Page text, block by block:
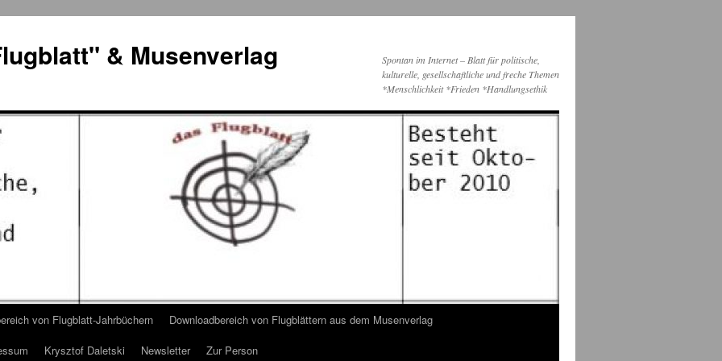
& Musenverlag
Spontan im Internet – Blatt für politische,
kulturelle, gesellschaftliche und freche Themen
*Menschlichkeit *Frieden *Handlungsethik
von Flugblatt-Jahrbüchern
Downloadbereich von Flugblättern aus dem Musenverlag
Krysztof Daletski Newsletter Zur Person